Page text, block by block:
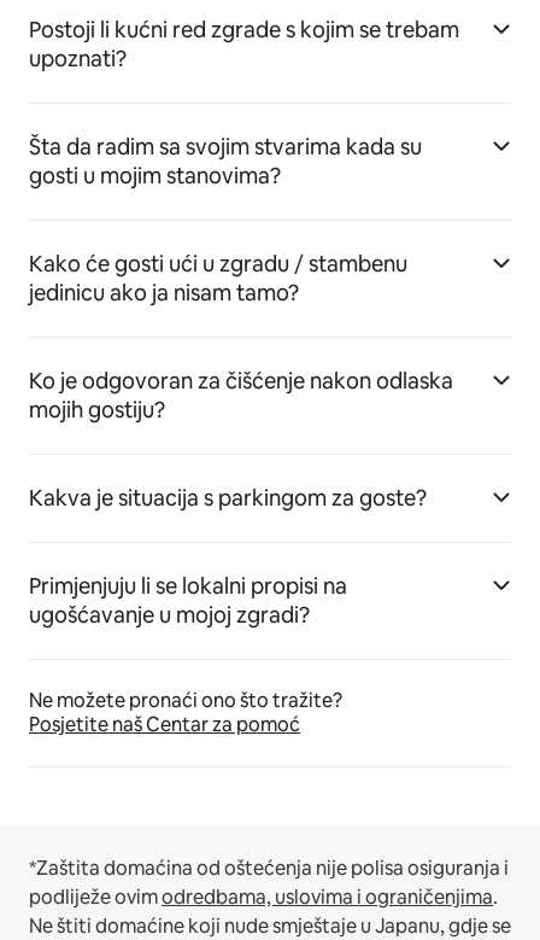
Postoji li kućni red zgrade s kojim se trebam
upoznati?
Šta da radim sa svojim stvarima kada su
gosti u mojim stanovima?
Kako će gosti ući u zgradu / stambenu
jedinicu ako ja nisam tamo?
Ko je odgovoran za čišćenje nakon odlaska
mojih gostiju?
Kakva je situacija s parkingom za goste?
Primjenjuju li se lokalni propisi na
ugošćavanje u mojoj zgradi?
Ne možete pronaći ono što tražite?
Posjetite naš Centar za pomoć
*Zaštita domaćina od oštećenja nije polisa osiguranja i
podliježe ovimodredbama, uslovima i ograničenjima.
Ne štiti domaćine koji nude smještaje u Japanu, gdje se